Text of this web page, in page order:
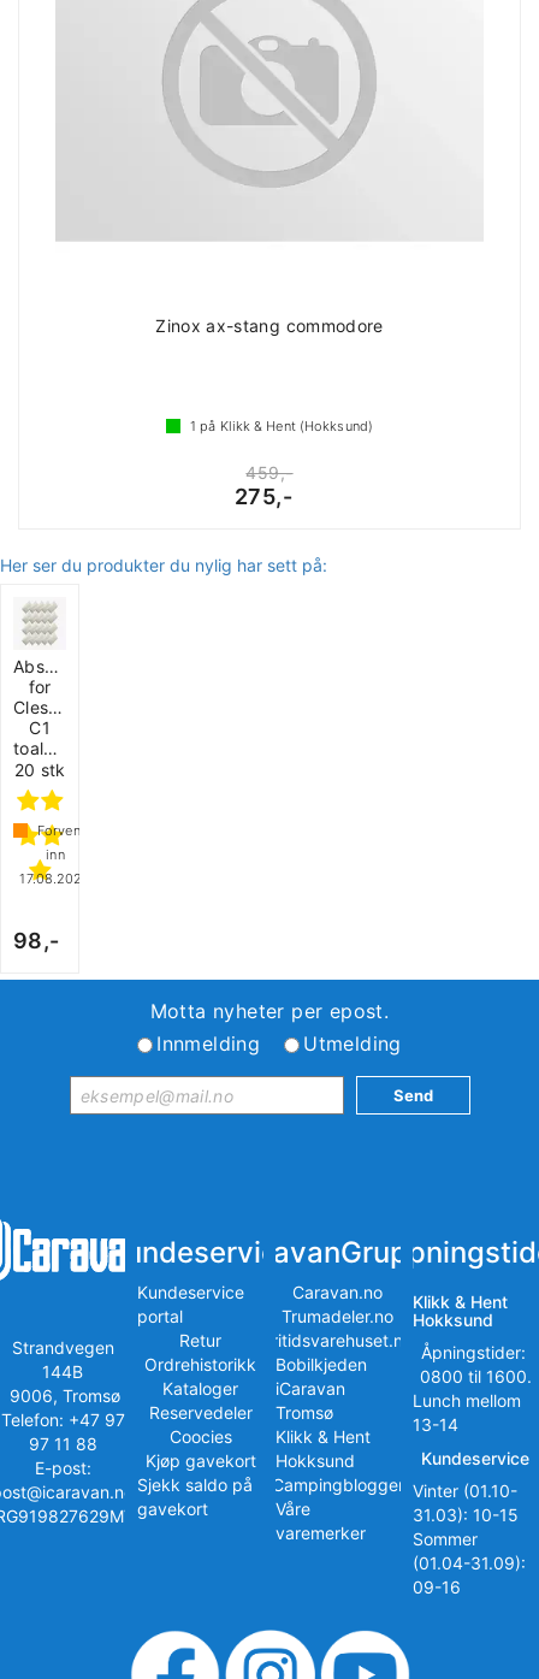
Zinox ax-stang commodore
1 på Klikk & Hent (Hokksund)
459,-
275,-
Her ser du produkter du nylig har sett på:
Absorber
for
Clesana
C1
toalett
20 stk
Forventet
inn
17.08.2026
98,-
Motta nyheter per epost.
Innmelding
Utmelding
Strandvegen
144B
9006, Tromsø
Telefon: +47 97
97 11 88
E-post:
Kundeservice
Kundeservice
portal
Retur
Ordrehistorikk
Kataloger
Reservedeler
Coocies
Kjøp gavekort
Sjekk saldo på
gavekort
iCaravanGruppen
Caravan.no
Trumadeler.no
Fritidsvarehuset.no
Bobilkjeden
iCaravan
Tromsø
Klikk & Hent
Hokksund
iCampingbloggen
Våre
varemerker
Klikk & Hent
Hokksund
Åpningstider:
0800 til 1600.
Lunch mellom
13-14
Kundeservice
Vinter (01.10-
31.03): 10-15
Sommer
(01.04-31.09):
09-16